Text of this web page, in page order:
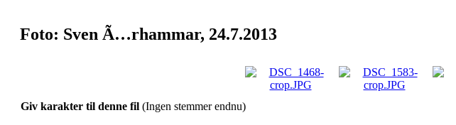
Foto: Sven Ã…rhammar, 24.7.2013
Giv karakter til denne fil (Ingen stemmer endnu)